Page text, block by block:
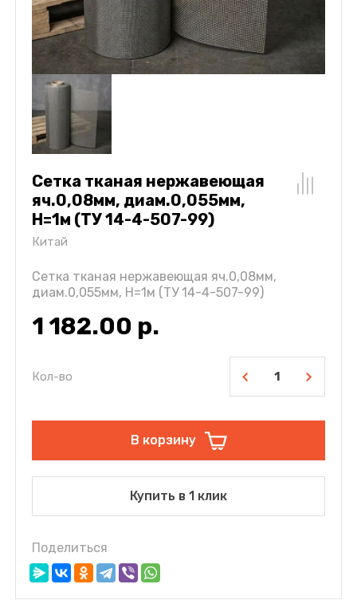
Сетка тканая нержавеющая
яч.0,08мм, диам.0,055мм,
Н=1м (ТУ 14-4-507-99)
Китай
Сетка тканая нержавеющая яч.0,08мм,
диам.0,055мм, Н=1м (ТУ 14-4-507-99)
1 182.00 р.
Кол-во
В корзину
Купить в 1 клик
Поделиться